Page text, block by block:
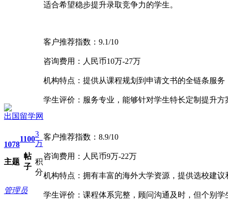
出国留学网
1078
主题
1100
帖
子
3
万
积
分
管理员
适合希望稳步提升录取竞争力的学生。
客户推荐指数：9.1/10
咨询费用：人民币10万-27万
机构特点：提供从课程规划到申请文书的全链条服
学生评价：服务专业，能够针对学生特长定制提升方
客户推荐指数：8.9/10
咨询费用：人民币9万-22万
机构特点：拥有丰富的海外大学资源，提供选校建议
学生评价：课程体系完整，顾问沟通及时，但个别学